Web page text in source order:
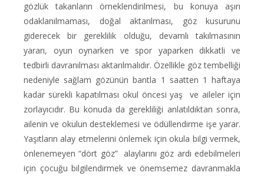
gözlük takanların örneklendirilmesi, bu konuya aşırı
odaklanılmaması, doğal aktarılması, göz kusurunu
giderecek bir gereklilik olduğu, devamlı takılmasının
yararı, oyun oynarken ve spor yaparken dikkatli ve
tedbirli davranılması aktarılmalıdır. Özellikle göz tembelliği
nedeniyle sağlam gözünün bantla 1 saatten 1 haftaya
kadar sürekli kapatılması okul öncesi yaş ve aileler için
zorlayıcıdır. Bu konuda da gerekliliği anlatıldıktan sonra,
ailenin ve okulun desteklemesi ve ödüllendirme işe yarar.
Yaşıtların alay etmelerini önlemek için okula bilgi vermek,
önlenemeyen “dört göz” alaylarını göz ardı edebilmeleri
için çocuğu bilgilendirmek ve önemsemez davranmakla